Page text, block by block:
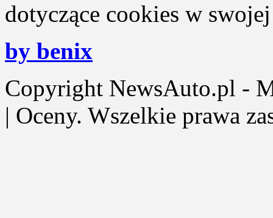
dotyczące cookies w
by benix
Copyright NewsAuto.pl -
| Oceny. Wszelkie prawa